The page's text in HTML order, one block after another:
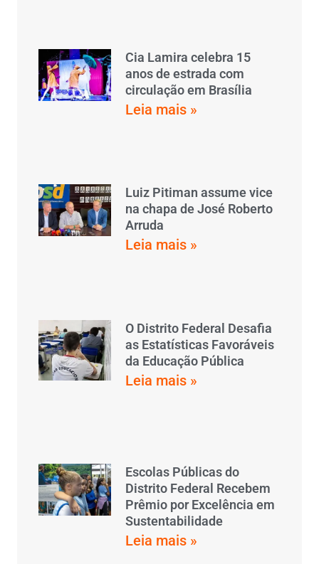
Cia Lamira celebra 15
anos de estrada com
circulação em Brasília
Leia mais »
Luiz Pitiman assume vice
na chapa de José Roberto
Arruda
Leia mais »
O Distrito Federal Desafia
as Estatísticas Favoráveis
da Educação Pública
Leia mais »
Escolas Públicas do
Distrito Federal Recebem
Prêmio por Excelência em
Sustentabilidade
Leia mais »